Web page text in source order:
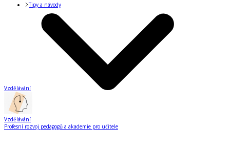
Tipy a návody
Vzdělávání
Vzdělávání
Profesní rozvoj pedagogů a akademie pro učitele